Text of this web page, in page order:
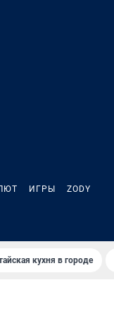
ИГРЫ ZODY
кухня в городе